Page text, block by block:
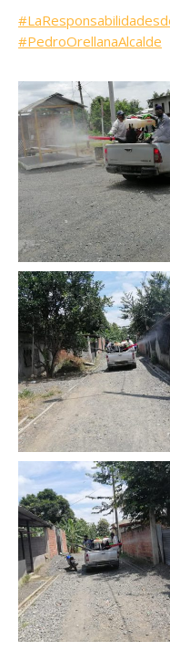
#
#PedroOrellanaAlcalde